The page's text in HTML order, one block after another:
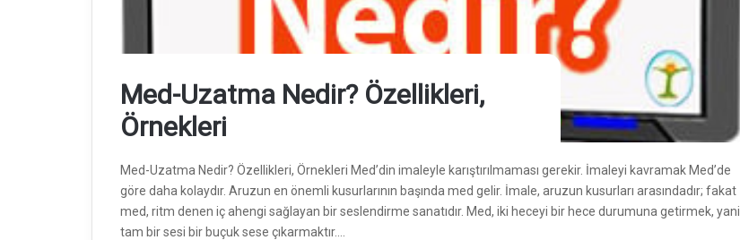
Med-Uzatma Nedir? Özellikleri,
Örnekleri
Med-Uzatma Nedir? Özellikleri, Örnekleri Med’din imaleyle karıştırılmaması gerekir. İmaleyi kav­ramak Med’de
göre daha kolaydır. Aruzun en önemli kusurlarının başında med gelir. İmale, aruzun kusurları ara­sındadır; fakat
med, ritm denen iç ahengi sağlayan bir ses­lendirme sanatıdır. Med, iki heceyi bir hece durumuna getirmek, yani
tam bir sesi bir buçuk sese çıkarmaktır.…